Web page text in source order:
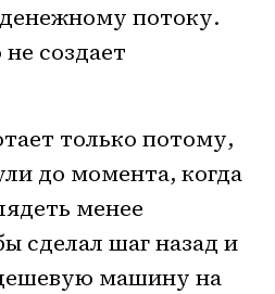
потоку.
создает
только потому,
до момента, когда
менее
сделал шаг назад и
машину на